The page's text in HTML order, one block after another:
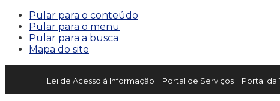
Pular para o conteúdo
Pular para o menu
Pular para a busca
Mapa do site
Lei de Acesso à Informação Portal de Serviços Portal da